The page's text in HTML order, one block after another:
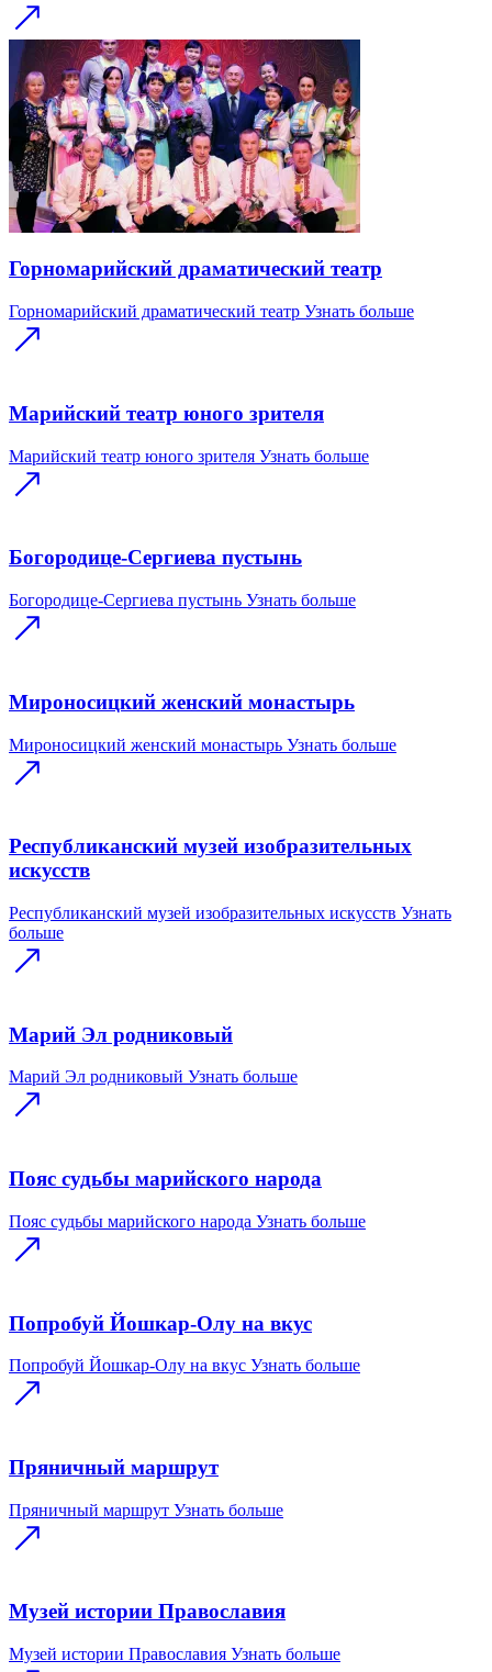
Горномарийский драматический театр
Горномарийский драматический театр Узнать больше
Марийский театр юного зрителя
Марийский театр юного зрителя Узнать больше
Богородице-Сергиева пустынь
Богородице-Сергиева пустынь Узнать больше
Мироносицкий женский монастырь
Мироносицкий женский монастырь Узнать больше
Республиканский музей изобразительных
искусств
Республиканский музей изобразительных искусств Узнать
больше
Марий Эл родниковый
Марий Эл родниковый Узнать больше
Пояс судьбы марийского народа
Пояс судьбы марийского народа Узнать больше
Попробуй Йошкар-Олу на вкус
Попробуй Йошкар-Олу на вкус Узнать больше
Пряничный маршрут
Пряничный маршрут Узнать больше
Музей истории Православия
Музей истории Православия Узнать больше